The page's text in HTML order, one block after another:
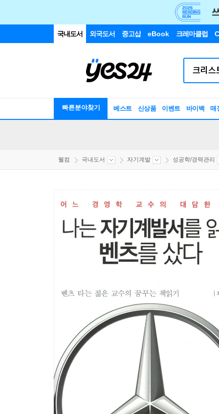
국내도서 외국도서 중고샵 eBook 크레마클럽
빠른분야찾기 베스트 신상품 이벤트 바이백 매
웰컴 국내도서 자기계발 성공학/경력관리